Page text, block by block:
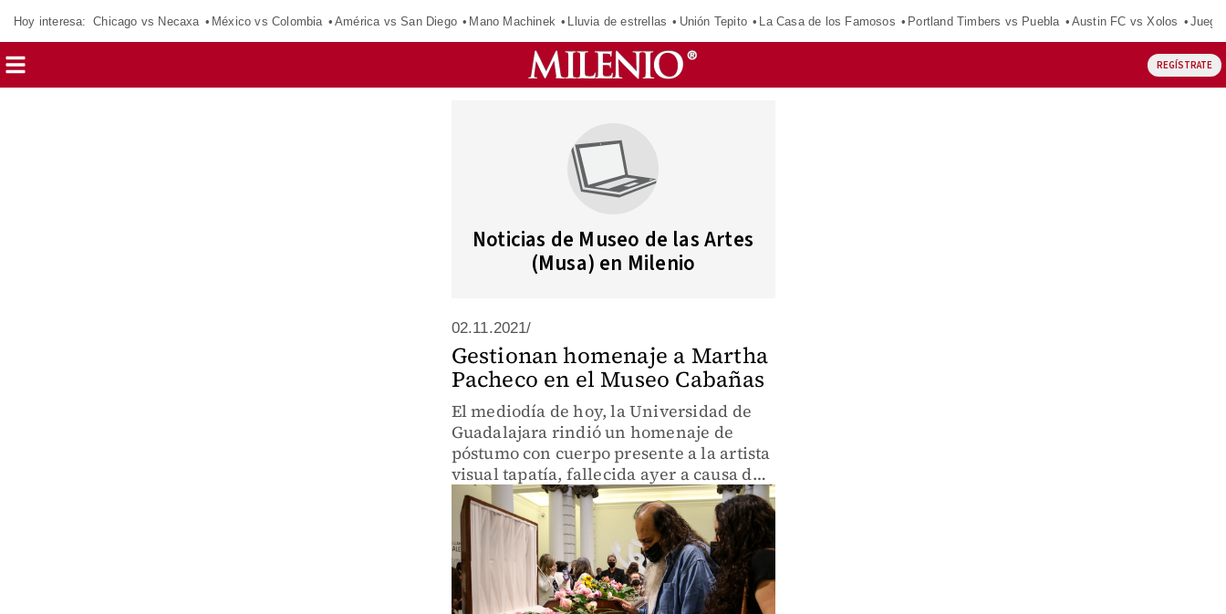
Hoy interesa: Chicago vs Necaxa México vs Colombia América vs San Diego Mano Machinek Lluvia de estrellas Unión Tepito La Casa de los Famosos Portland Timbers vs Puebla Austin FC vs Xolos
REGÍSTRATE
Noticias de Museo de las Artes
(Musa) en Milenio
02.11.2021/
Gestionan homenaje a Martha
Pacheco en el Museo Cabañas
El mediodía de hoy, la Universidad de
Guadalajara rindió un homenaje de
póstumo con cuerpo presente a la artista
visual tapatía, fallecida ayer a causa de
cáncer pulmonar